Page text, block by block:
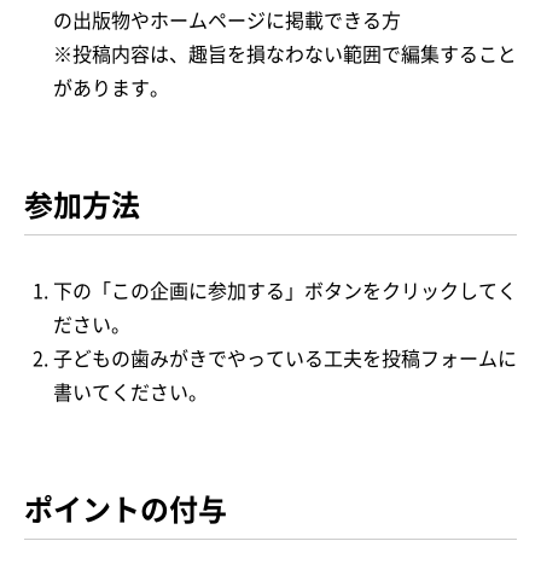
の出版物やホームページに掲載できる方
※投稿内容は、趣旨を損なわない範囲で編集すること
があります。
参加方法
下の「この企画に参加する」ボタンをクリックしてく
ださい。
子どもの歯みがきでやっている工夫を投稿フォームに
書いてください。
ポイントの付与